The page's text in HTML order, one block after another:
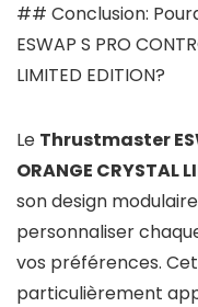
## Conclusion:
ESWAP S PRO
LIMITED EDITION?
Le Thrustmaster
ORANGE CRYSTAL
son design
personnaliser
vos préférences.
particulièrement